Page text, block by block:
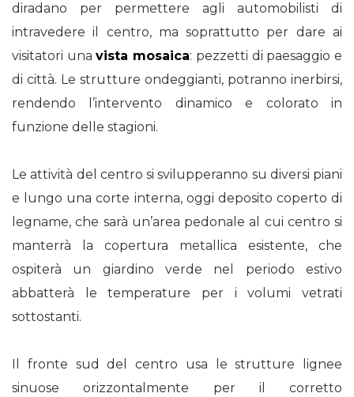
diradano per permettere agli automobilisti di
intravedere il centro, ma soprattutto per dare ai
visitatori unavista mosaica: pezzetti di paesaggio e
di città. Le strutture ondeggianti, potranno inerbirsi,
rendendo l’intervento dinamico e colorato in
funzione delle stagioni.
Le attività del centro si svilupperanno su diversi piani
e lungo una corte interna, oggi deposito coperto di
legname, che sarà un’area pedonale al cui centro si
manterrà la copertura metallica esistente, che
ospiterà un giardino verde nel periodo estivo
abbatterà le temperature per i volumi vetrati
sottostanti.
Il fronte sud del centro usa le strutture lignee
sinuose orizzontalmente per il corretto